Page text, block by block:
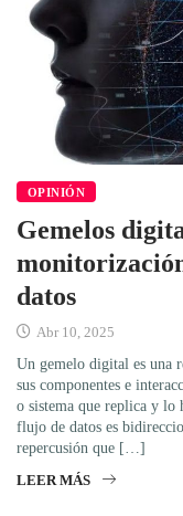
OPINIÓN
Gemelos
datos
Abr 10, 2025
Un gemelo digital es una
sus componentes e
o sistema que replica y lo
flujo de datos es
repercusión que […]
LEER MÁS